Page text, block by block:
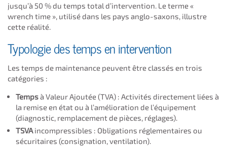
jusqu’à 50 % du temps total d’intervention. Le terme «
wrench time », utilisé dans les pays anglo-saxons, illustre
cette réalité.
Typologie des temps en intervention
Les temps de maintenance peuvent être classés en trois
catégories :
Tempsà Valeur Ajoutée (TVA) : Activités directement liées à
la remise en état ou à l’amélioration de l’équipement
(diagnostic, remplacement de pièces, réglages).
TSVA incompressibles : Obligations réglementaires ou
sécuritaires (consignation, ventilation).